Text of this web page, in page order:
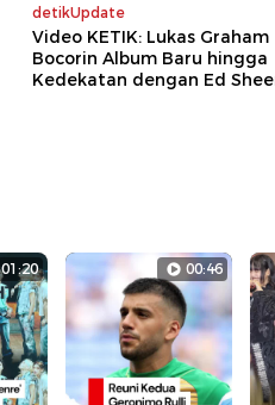
detikUpdate
Video KETIK: Lukas Graham
Bocorin Album Baru hingga
Kedekatan dengan Ed
01:20 00:46